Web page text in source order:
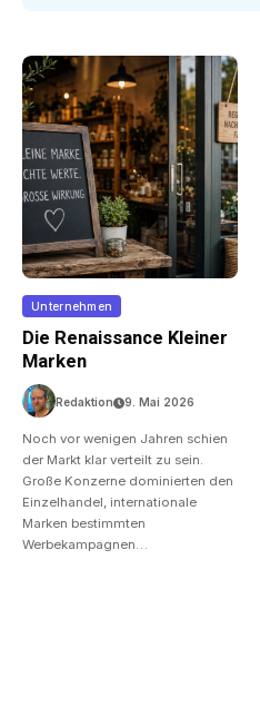
Unternehmen
Die Renaissance Kleiner
Marken
Redaktion 9. Mai 2026
Noch vor wenigen Jahren schien
der Markt klar verteilt zu sein.
Große Konzerne dominierten den
Einzelhandel, internationale
Marken bestimmten
Werbekampagnen…